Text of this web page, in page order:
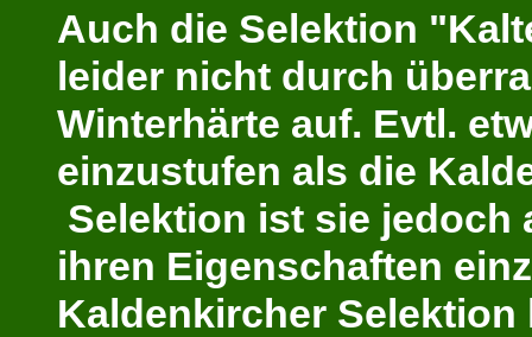
Auch die Selektion
leider nicht durch
Winterhärte auf. Evtl.
einzustufen als die
Selektion ist sie jedoch
ihren Eigenschaften
Kaldenkircher Selektion